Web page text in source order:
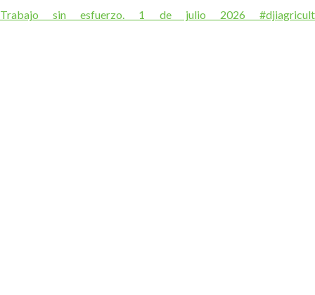
Trabajo sin esfuerzo. 1 de julio 2026 #djiagricult